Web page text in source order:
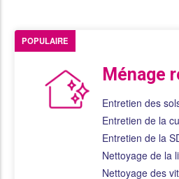
Ménage
Entretien des
Entretien de la
Entretien de la
Nettoyage de la
Nettoyage des
POPULAIRE